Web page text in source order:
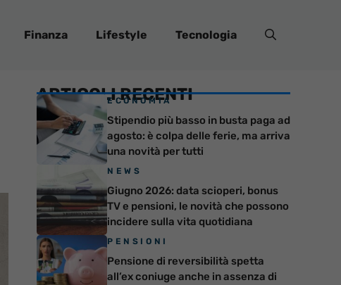
Finanza Lifestyle Tecnologia
ARTICOLI RECENTI
ECONOMIA
Stipendio più basso in busta paga ad
agosto: è colpa delle ferie, ma arriva
una novità per tutti
NEWS
Giugno 2026: data scioperi, bonus
TV e pensioni, le novità che possono
incidere sulla vita quotidiana
PENSIONI
Pensione di reversibilità spetta
all’ex coniuge anche in assenza di